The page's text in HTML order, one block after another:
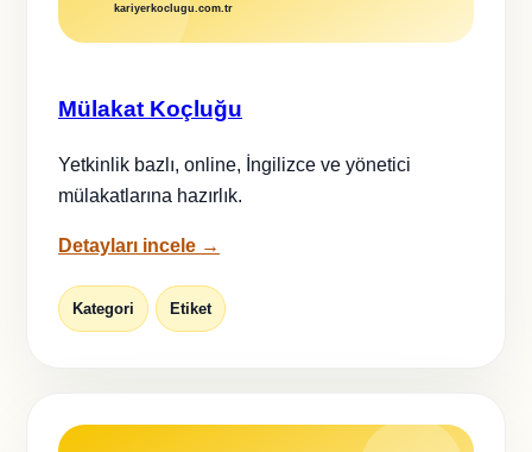
Mülakat Koçluğu
Yetkinlik bazlı, online, İngilizce ve yönetici
mülakatlarına hazırlık.
Detayları incele →
Kategori Etiket